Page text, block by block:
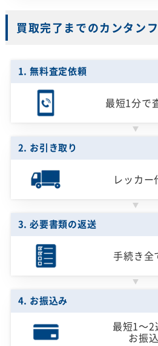
買取完了までのカンタン
1. 無料査定依頼
最短1分で
2. お引き取り
レッカー
3. 必要書類の返送
手続き全
4. お振込み
最短1～2
お振